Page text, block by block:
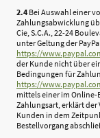
2.4 Bei Auswahl einer
Zahlungsabwicklung
Cie, S.C.A., 22-24
unter Geltung der
https://
der Kunde nicht über
Bedingungen für
https://
mittels einer im Online-
Zahlungsart, erklärt der
Kunden in dem
Bestellvorgang